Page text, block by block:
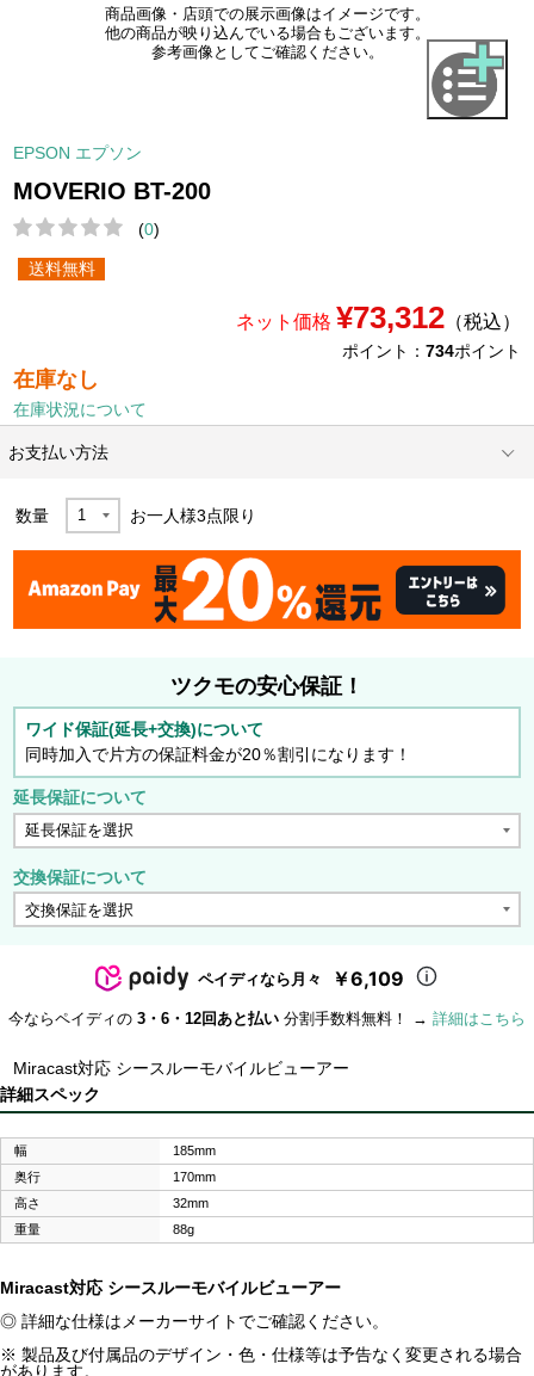
商品画像・店頭での展示画像はイメージです。
他の商品が映り込んでいる場合もございます。
参考画像としてご確認ください。
EPSON エプソン
MOVERIO BT-200
(0)
送料無料
ネット価格 ¥73,312（税込）
ポイント： 734ポイント
在庫なし
在庫状況について
お支払い方法
数量 お一人様3点限り
ツクモの安心保証！
ワイド保証(延長+交換)について
同時加入で片方の保証料金が20％割引になります！
延長保証について
交換保証について
ペイディなら月々 ￥6,109
今ならペイディの 3・6・12回あと払い 分割手数料無料！ → 詳細はこちら
Miracast対応 シースルーモバイルビューアー
詳細スペック
幅
185mm
奥行
170mm
高さ
32mm
重量
88g
Miracast対応 シースルーモバイルビューアー
◎ 詳細な仕様はメーカーサイトでご確認ください。
※ 製品及び付属品のデザイン・色・仕様等は予告なく変更される場合
があります。